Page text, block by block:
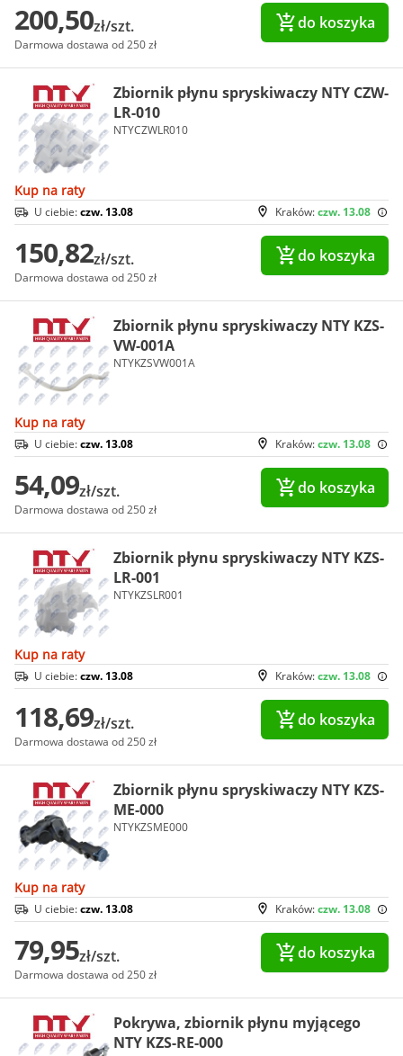
200,50zł/szt.
Darmowa dostawa od 250 zł
do koszyka
Zbiornik płynu spryskiwaczy NTY CZW-
LR-010
NTYCZWLR010
Kup na raty
Kraków:czw. 13.08
U ciebie:czw. 13.08
150,82zł/szt.
Darmowa dostawa od 250 zł
do koszyka
Zbiornik płynu spryskiwaczy NTY KZS-
VW-001A
NTYKZSVW001A
Kup na raty
Kraków:czw. 13.08
U ciebie:czw. 13.08
54,09zł/szt.
Darmowa dostawa od 250 zł
do koszyka
Zbiornik płynu spryskiwaczy NTY KZS-
LR-001
NTYKZSLR001
Kup na raty
Kraków:czw. 13.08
U ciebie:czw. 13.08
118,69zł/szt.
Darmowa dostawa od 250 zł
do koszyka
Zbiornik płynu spryskiwaczy NTY KZS-
ME-000
NTYKZSME000
Kup na raty
Kraków:czw. 13.08
U ciebie:czw. 13.08
79,95zł/szt.
Darmowa dostawa od 250 zł
do koszyka
Pokrywa, zbiornik płynu myjącego
NTY KZS-RE-000